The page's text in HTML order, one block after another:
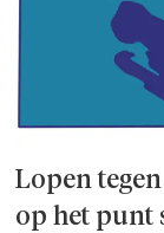
Lopen
op het punt